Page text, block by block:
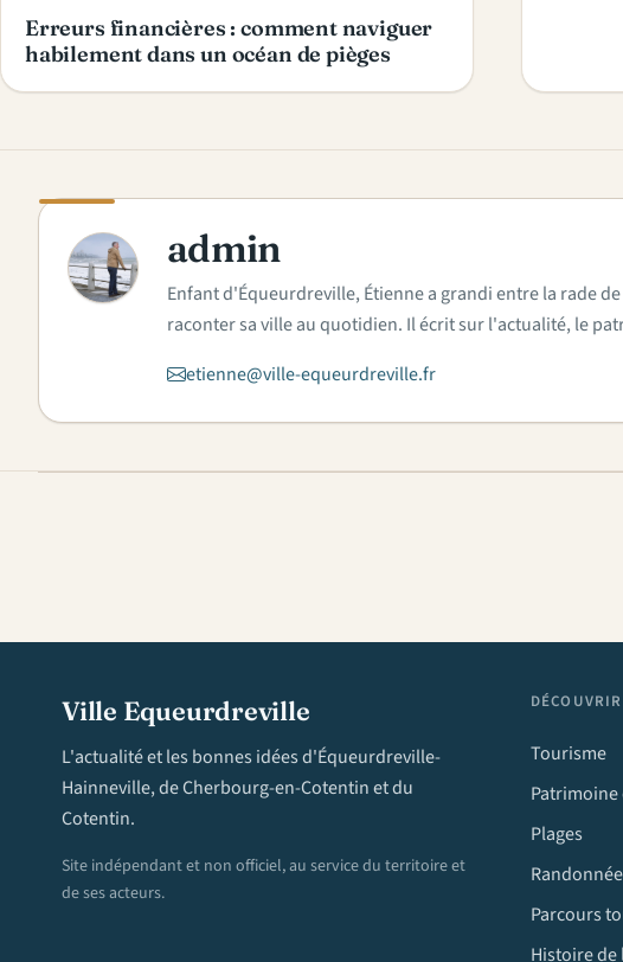
Erreurs financières : comment naviguer
habilement dans un océan de pièges
A admin
Enfant d'Équeurdreville, Étienne a grandi entre la rade
raconter sa ville au quotidien. Il écrit sur l'actualité, le
etienne@ville-equeurdreville.fr
Ville Equeurdreville
L'actualité et les bonnes idées d'Équeurdreville-
Hainneville, de Cherbourg-en-Cotentin et du
Cotentin.
Site indépendant et non officiel, au service du territoire et
de ses acteurs.
DÉCOUVRIR
Tourisme
Plages
Parcours
Histoire de